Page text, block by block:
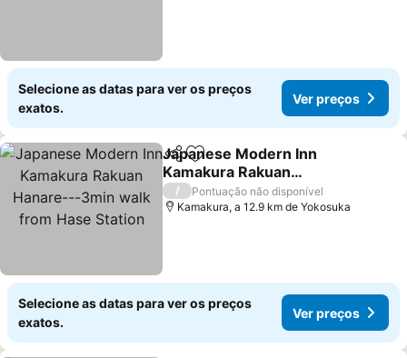
Selecione as datas para ver os preços
exatos.
Ver preços
PartilharAdicionar aos favoritos
Japanese Modern Inn
Kamakura Rakuan
Hanare---3min walk from
Hase Station
Ver preços
/
Pontuação não disponível
Kamakura, a 12.9 km de Yokosuka
Selecione as datas para ver os preços
exatos.
Ver preços